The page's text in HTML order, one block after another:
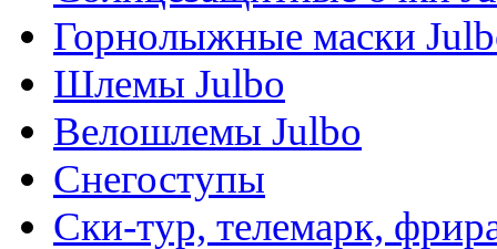
Горнолыжные маски
Шлемы Julbo
Велошлемы Julbo
Снегоступы
Ски-тур, телемарк,